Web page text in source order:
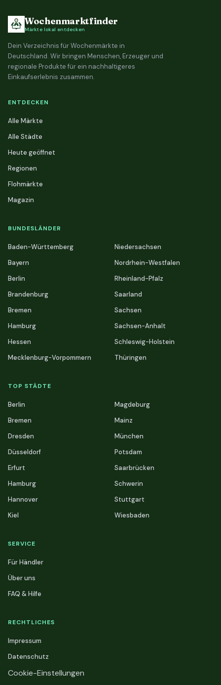
Wochenmarktfinder
Märkte lokal entdecken
Dein Verzeichnis für Wochenmärkte in
Deutschland. Wir bringen Menschen, Erzeuger und
regionale Produkte für ein nachhaltigeres
Einkaufserlebnis zusammen.
ENTDECKEN
Alle Märkte
Alle Städte
Heute geöffnet
Regionen
Flohmärkte
Magazin
BUNDESLÄNDER
Baden-Württemberg
Bayern
Berlin
Brandenburg
Bremen
Hamburg
Hessen
Mecklenburg-Vorpommern
Niedersachsen
Nordrhein-Westfalen
Rheinland-Pfalz
Saarland
Sachsen
Sachsen-Anhalt
Schleswig-Holstein
Thüringen
TOP STÄDTE
Berlin
Bremen
Dresden
Düsseldorf
Erfurt
Hamburg
Hannover
Kiel
Magdeburg
Mainz
München
Potsdam
Saarbrücken
Schwerin
Stuttgart
Wiesbaden
SERVICE
Für Händler
Über uns
FAQ & Hilfe
RECHTLICHES
Impressum
Datenschutz
Cookie-Einstellungen